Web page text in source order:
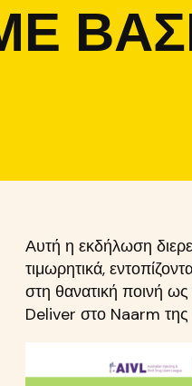
Αυτή η εκδήλωση
τιμωρητικά,
στη θανατική ποινή
Deliver στο Naarm